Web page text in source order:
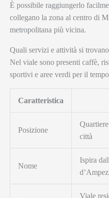
È possibile raggiungerlo
collegano la zona al centro di
metropolitana più vicina.
Quali servizi e attività si
Nel viale sono presenti caffè,
sportivi e aree verdi per il
Caratteristica
Posizione
città
Nome
Ispira
Viale